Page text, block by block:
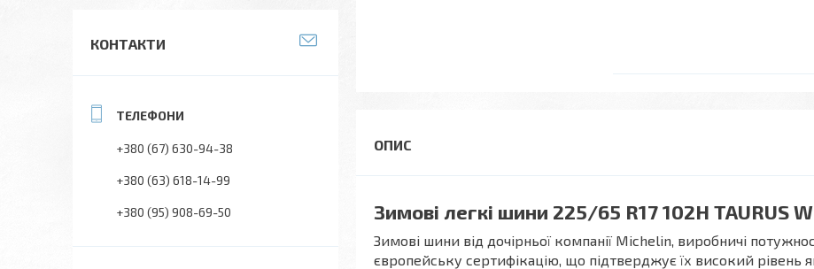
Зимові легкі шини 225/65 R17 102H TAURUS
Зимові шини від дочірньої компанії Michelin, виробничі
європейську сертифікацію, що підтверджує їх високий рівень
КОНТАКТИ
+380 (67) 630-94-38
+380 (63) 618-14-99
+380 (95) 908-69-50